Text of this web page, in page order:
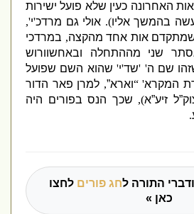
האחרונה כעין שלא פועל ישירות
בהמשך אליו).אולי גם מרדכ'י',
אות אחד מהקצה,במרדכי
שני מההתחלה ובאחשוורוש
שם ה ' 'שד'י'שהוא השם שפועל
המקרא' “וארא”,למרן פאר הדור
זיע”א),שכך הנס בפורים היה
התורה לחג פוריםלחצו
כאן »